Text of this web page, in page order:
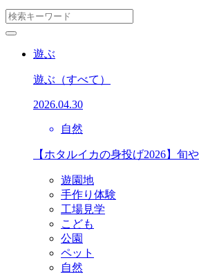
遊ぶ
遊ぶ （すべて）
2026.04.30
自然
【ホタルイカの身投げ2026】旬
遊園地
手作り体験
工場見学
こども
公園
ペット
自然